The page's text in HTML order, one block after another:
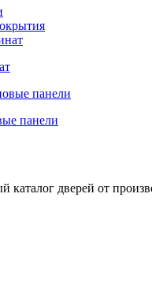
панели
каталог дверей от